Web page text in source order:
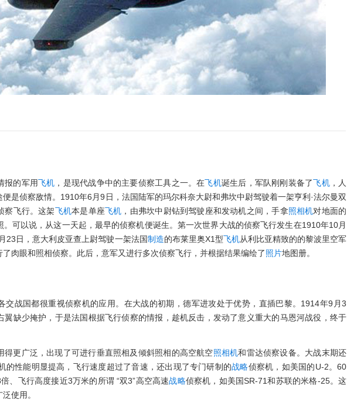
报的军用飞机 ，是现代战争中的主要侦察工具之一。在飞机诞生后，军队刚刚装备了飞机，人
是侦察敌情。1910年6月9日，法国陆军的玛尔科奈大尉和弗坎中尉驾驶着一架亨利·法尔曼双
察飞行。这架飞机本是单座飞机 ，由弗坎中尉钻到驾驶座和发动机之间，手拿照相机对地面的
可以说，从这一天起，最早的侦察机便诞生。第一次世界大战的侦察飞行发生在1910年10月
23日，意大利皮亚查上尉驾驶一架法国制造的布莱里奥X1型飞机从利比亚精致的的黎波里空军
肉眼和照相侦察。此后，意军又进行多次侦察飞行，并根据结果编绘了照片地图册。
交战国都很重视侦察机的应用。在大战的初期，德军进攻处于优势，直插巴黎。1914年9月3
翼缺少掩护，于是法国根据飞行侦察的情报，趁机反击，发动了意义重大的马恩河战役，终于
得更广泛，出现了可进行垂直照相及倾斜照相的高空航空照相机和雷达侦察设备。大战末期还
的性能明显提高，飞行速度超过了音速，还出现了专门研制的战略侦察机，如美国的U-2。60
、飞行高度接近3万米的所谓 “双3”高空高速战略侦察机，如美国SR-71和苏联的米格-25。这
使用。